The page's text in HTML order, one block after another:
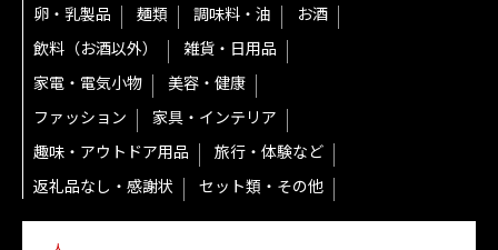
卵・乳製品
麺類 調味料・油
お酒
飲料（お酒以外）
雑貨・日用品
家電・電気小物
美容・健康
ファッション
家具・インテリア
趣味・アウトドア用品
旅行・体験など
返礼品なし・感謝状
セット類・その他